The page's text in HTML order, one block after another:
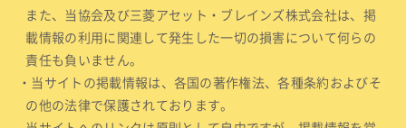
また、当協会及び三菱アセット・ブレインズ株式会社は、掲
載情報の利用に関連して発生した一切の損害について何らの
責任も負いません。
・当サイトの掲載情報は、各国の著作権法、各種条約およびそ
の他の法律で保護されております。